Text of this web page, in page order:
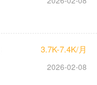
3.7K-7.4K/月
2026-02-08